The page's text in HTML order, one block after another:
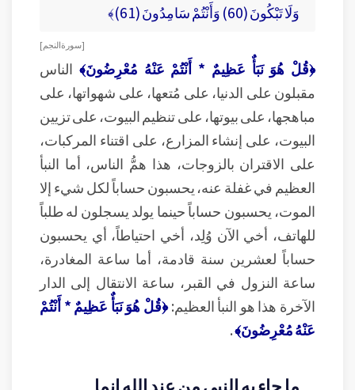
وَلَا تَبْكُونَ (60) وَأَنْتُمْ سَامِدُونَ (61)﴾
[ سورة النجم ]
﴿قُلْ هُوَ نَبَأٌ عَظِيمٌ * أَنْتُمْ عَنْهُ مُعْرِضُونَ﴾ الناس
مقبلون على الدنيا، على مُتعها، على شهواتها، على
مباهجها، على بيوتها، على تنظيم البيوت، على تزيين
البيوت، على إنشاء المزارع، على اقتناء المركبات،
على الاقتران بالزوجات، هذا همُّ الناس، أما النبأ
العظيم في غفلة عنه، يحسبون حساباً لكل شيء إلا
الموت، يحسبون حساباً حينما يولد يسجلون له طلباً
للهاتف، أخي الآن وُلِد، أخي احتياطاً، أي يحسبون
حساباً لعشرين سنة قادمة، أما ساعة المغادرة،
ساعة النزول في القبر، ساعة الانتقال إلى الدار
الآخرة هذا هو النبأ العظيم:﴿قُلْ هُوَ نَبَأٌ عَظِيمٌ * أَنْتُمْ
عَنْهُ مُعْرِضُونَ﴾.